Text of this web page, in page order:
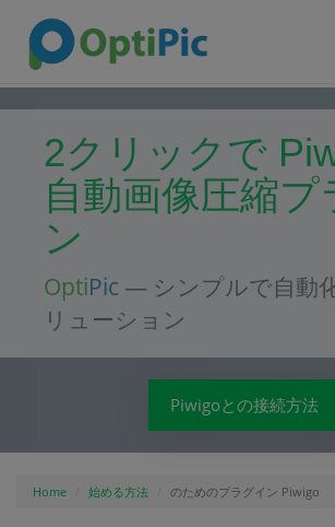
2クリックで
自動画像圧縮プ
ン
OptiPic — シンプルで自動
リューション
Piwigoとの接続方法
Home 始める方法 のためのプラグイン Piwigo